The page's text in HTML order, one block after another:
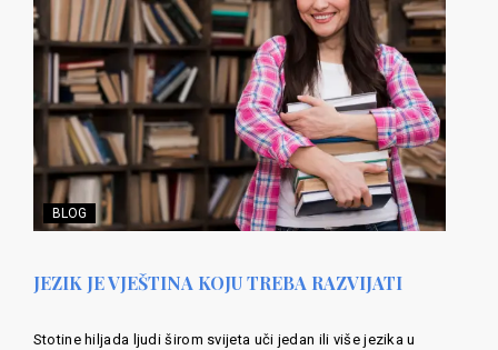
BLOG
JEZIK JE VJEŠTINA KOJU TREBA RAZVIJATI
Stotine hiljada ljudi širom svijeta uči jedan ili više jezika u